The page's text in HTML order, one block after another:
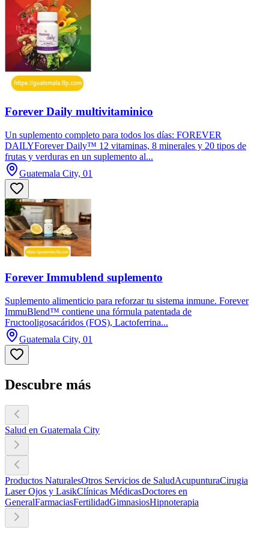
Forever Daily multivitaminico
Un suplemento completo para todos los días: FOREVER
DAILYForever Daily™ 12 vitaminas, 8 minerales y 20 tipos de
frutas y verduras en un suplemento al...
Guatemala City, 01
Forever Immublend suplemento
Suplemento alimenticio para reforzar tu sistema inmune. Forever
ImmuBlend™ contiene una fórmula patentada de
Fructooligosacáridos (FOS), Lactoferrina...
Guatemala City, 01
Descubre más
Salud en Guatemala City
Productos NaturalesOtros Servicios de SaludAcupunturaCirugia
Laser Ojos y LasikClínicas MédicasDoctores en
GeneralFarmaciasFertilidadGimnasiosHipnoterapia